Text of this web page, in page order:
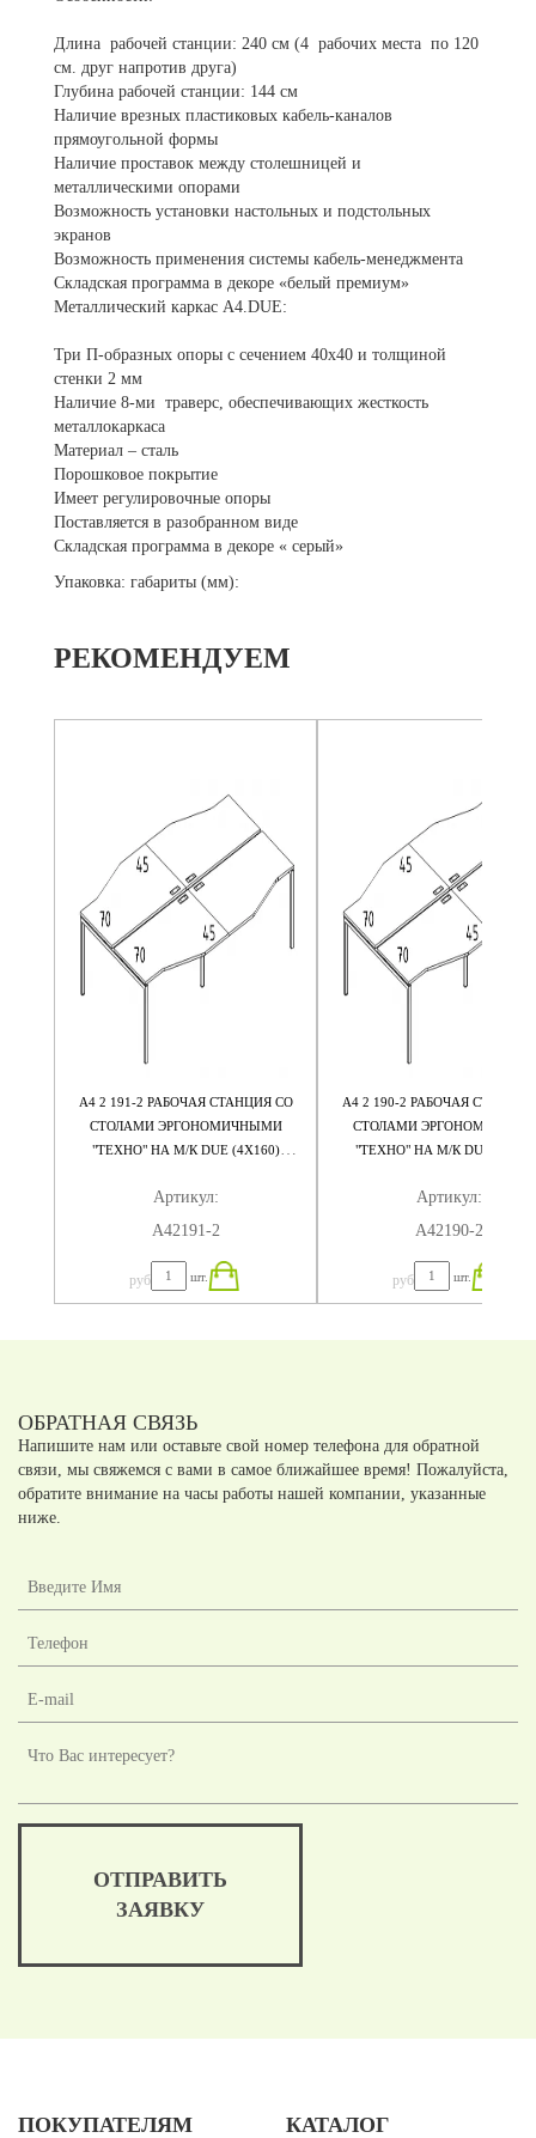
Длина рабочей станции: 240 см (4 рабочих места по 120
см. друг напротив друга)
Глубина рабочей станции: 144 см
Наличие врезных пластиковых кабель-каналов
прямоугольной формы
Наличие проставок между столешницей и
металлическими опорами
Возможность установки настольных и подстольных
экранов
Возможность применения системы кабель-менеджмента
Складская программа в декоре «белый премиум»
Металлический каркас А4.DUE:
Три П-образных опоры с сечением 40х40 и толщиной
стенки 2 мм
Наличие 8-ми траверс, обеспечивающих жесткость
металлокаркаса
Материал – сталь
Порошковое покрытие
Имеет регулировочные опоры
Поставляется в разобранном виде
Складская программа в декоре « серый»
Упаковка: габариты (мм):
РЕКОМЕНДУЕМ
А4 2 191-2 РАБОЧАЯ СТАНЦИЯ СО
СТОЛАМИ ЭРГОНОМИЧНЫМИ
"ТЕХНО" НА М/К DUE (4Х160)
Артикул:
А42191-2
руб шт.
А4 2 190-2 РАБОЧАЯ
СТОЛАМИ
"ТЕХНО" НА М/К DUE
Артикул:
А42190-2
руб шт.
ОБРАТНАЯ СВЯЗЬ
Напишите нам или оставьте свой номер телефона для обратной
связи, мы свяжемся с вами в самое ближайшее время! Пожалуйста,
обратите внимание на часы работы нашей компании, указанные
ниже.
ОТПРАВИТЬ
ЗАЯВКУ
ПОКУПАТЕЛЯМ КАТАЛОГ